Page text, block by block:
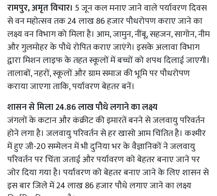
रामपुर, अमृत विचार। 5 जून कल मनाए जाने वाले पर्यावरण दिवस
से वन महोत्सव तक 24 लाख 86 हजार पौधरोपण कराए जाने का
लक्ष्य वन विभाग को मिला है। आम, जामुन, नींबू, सहजन, सागोन, नीम
और गुलमोहर के पौधे रोपित कराए जाएंगे। इसके अलावा विभाग
द्वारा मिशन लाइफ के तहत स्कूलों में बच्चों को शपथ दिलाई जाएगी।
तालाबों, नहरों, स्कूलों और ग्राम समाज की भूमि पर पौधरोपण
कराया जाएगा ताकि, पर्यावरण बेहतर बनें।
शासन से मिला 24.86 लाख पौधे लगाने का लक्ष्य
जंगलों के कटान और कंक्रीट की इमारतें बनने से जलवायु परिवर्तन
होने लगा है। जलवायु परिवर्तन से हर खासो आम चिंतित है। कश्मीर
में हुए जी-20 सम्मेलन में भी दुनिया भर के वैज्ञानिकों ने जलवायु
परिवर्तन पर चिंता जताई और पर्यावरण को बेहतर बनाए जाने पर
जोर दिया गया है। पर्यावरण को बेहतर बनाए जाने के लिए शासन से
इस बार जिले में 24 लाख 86 हजार पौधे लगाए जाने का लक्ष्य